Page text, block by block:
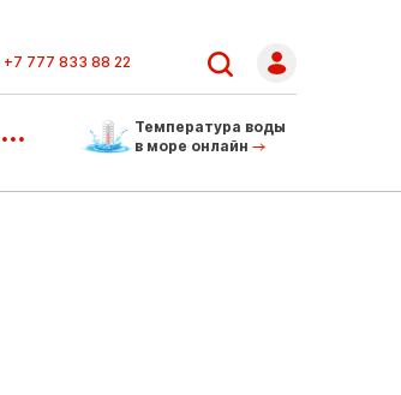
+7 777 833 88 22
...
Температура воды
в море онлайн